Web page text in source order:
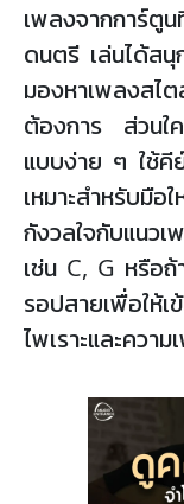
เพลงจากการ์ตู
ดนตรี เล่นได้สนุ
มองหาเพลงสไต
ต้องการ ส่วนใ
แบบง่าย ๆ ใช้คี
เหมาะสำหรับมื
กังวลใจกับแนว
เช่น C, G หรือถ้
รอปสายเพื่อให้
ไพเราะและควา